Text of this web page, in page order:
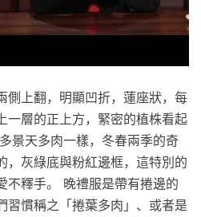
側上翻，明顯凹折，蓮座狀，每
一層的正上方，緊密的植株看起
景天多肉一樣，冬春兩季的奇
，灰綠底與粉紅邊框，這特別的
不釋手。 晚禮服是帶有捲邊的
習慣稱之「捲葉多肉」、或者是